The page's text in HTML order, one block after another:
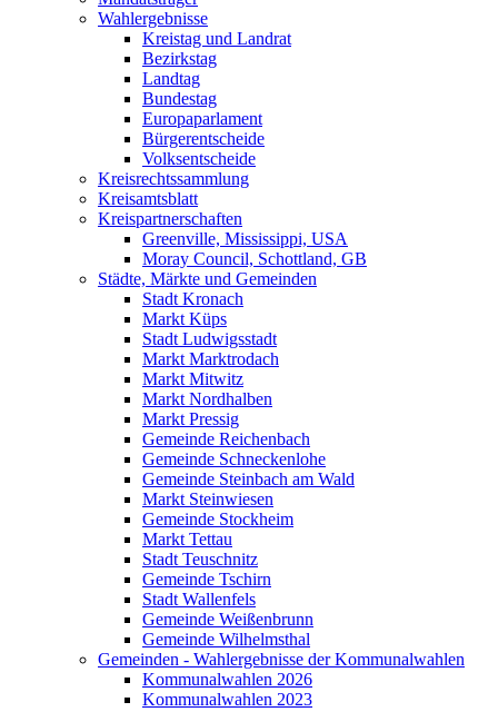
Wahlergebnisse
Kreistag und Landrat
Bezirkstag
Landtag
Bundestag
Europaparlament
Bürgerentscheide
Volksentscheide
Kreisrechtssammlung
Kreisamtsblatt
Kreispartnerschaften
Greenville, Mississippi, USA
Moray Council, Schottland, GB
Städte, Märkte und Gemeinden
Stadt Kronach
Markt Küps
Stadt Ludwigsstadt
Markt Marktrodach
Markt Mitwitz
Markt Nordhalben
Markt Pressig
Gemeinde Reichenbach
Gemeinde Schneckenlohe
Gemeinde Steinbach am Wald
Markt Steinwiesen
Gemeinde Stockheim
Markt Tettau
Stadt Teuschnitz
Gemeinde Tschirn
Stadt Wallenfels
Gemeinde Weißenbrunn
Gemeinde Wilhelmsthal
Gemeinden - Wahlergebnisse der Kommunalwahlen
Kommunalwahlen 2026
Kommunalwahlen 2023